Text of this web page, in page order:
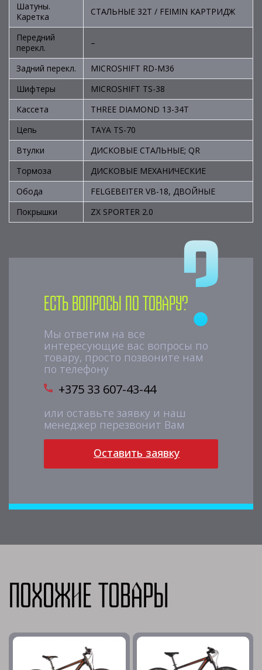
Шатуны.
Каретка
СТАЛЬНЫЕ 32T / FEIMIN КАРТРИДЖ
Передний
перекл.
–
Задний перекл.
MICROSHIFT RD-M36
Шифтеры
MICROSHIFT TS-38
Кассета
THREE DIAMOND 13-34T
Цепь
TAYA TS-70
Втулки
ДИСКОВЫЕ СТАЛЬНЫЕ; QR
Тормоза
ДИСКОВЫЕ МЕХАНИЧЕСКИЕ
Обода
FELGEBEITER VB-18, ДВОЙНЫЕ
Покрышки
ZX SPORTER 2.0
Есть вопросы по товару?
Мы ответим на все
интересующие вас вопросы по
товару, просто позвоните нам
по телефону
+375 33 607-43-44
или оставьте заявку и наш
менеджер перезвонит Вам
Оставить заявку
Похожие товары